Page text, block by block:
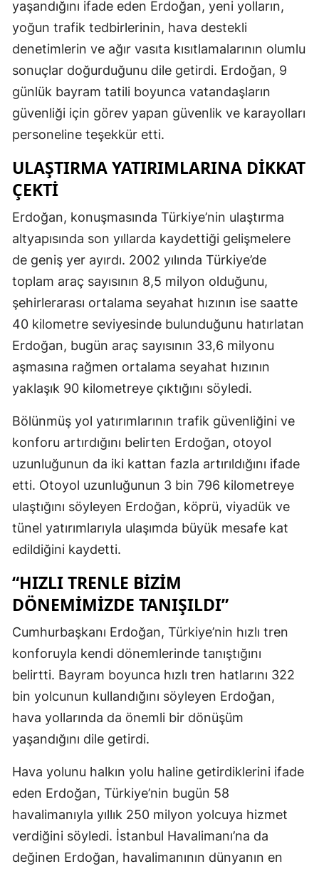
yaşandığını ifade eden Erdoğan, yeni yolların,
yoğun trafik tedbirlerinin, hava destekli
denetimlerin ve ağır vasıta kısıtlamalarının olumlu
sonuçlar doğurduğunu dile getirdi. Erdoğan, 9
günlük bayram tatili boyunca vatandaşların
güvenliği için görev yapan güvenlik ve karayolları
personeline teşekkür etti.
ULAŞTIRMA YATIRIMLARINA DIKKAT
ÇEKTI
Erdoğan, konuşmasında Türkiye’nin ulaştırma
altyapısında son yıllarda kaydettiği gelişmelere
de geniş yer ayırdı. 2002 yılında Türkiye’de
toplam araç sayısının 8,5 milyon olduğunu,
şehirlerarası ortalama seyahat hızının ise saatte
40 kilometre seviyesinde bulunduğunu hatırlatan
Erdoğan, bugün araç sayısının 33,6 milyonu
aşmasına rağmen ortalama seyahat hızının
yaklaşık 90 kilometreye çıktığını söyledi.
Bölünmüş yol yatırımlarının trafik güvenliğini ve
konforu artırdığını belirten Erdoğan, otoyol
uzunluğunun da iki kattan fazla artırıldığını ifade
etti. Otoyol uzunluğunun 3 bin 796 kilometreye
ulaştığını söyleyen Erdoğan, köprü, viyadük ve
tünel yatırımlarıyla ulaşımda büyük mesafe kat
edildiğini kaydetti.
“HIZLI TRENLE BIZIM
DÖNEMIMIZDE TANIŞILDI”
Cumhurbaşkanı Erdoğan, Türkiye’nin hızlı tren
konforuyla kendi dönemlerinde tanıştığını
belirtti. Bayram boyunca hızlı tren hatlarını 322
bin yolcunun kullandığını söyleyen Erdoğan,
hava yollarında da önemli bir dönüşüm
yaşandığını dile getirdi.
Hava yolunu halkın yolu haline getirdiklerini ifade
eden Erdoğan, Türkiye’nin bugün 58
havalimanıyla yıllık 250 milyon yolcuya hizmet
verdiğini söyledi. İstanbul Havalimanı’na da
değinen Erdoğan, havalimanının dünyanın en